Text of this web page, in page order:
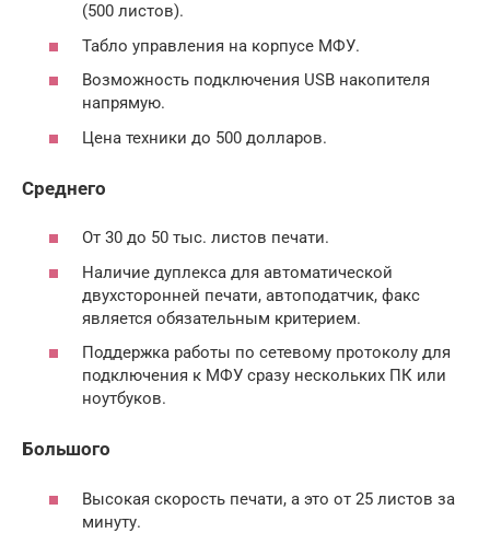
(500 листов).
Табло управления на корпусе МФУ.
Возможность подключения USB накопителя
напрямую.
Цена техники до 500 долларов.
Среднего
От 30 до 50 тыс. листов печати.
Наличие дуплекса для автоматической
двухсторонней печати, автоподатчик, факс
является обязательным критерием.
Поддержка работы по сетевому протоколу для
подключения к МФУ сразу нескольких ПК или
ноутбуков.
Большого
Высокая скорость печати, а это от 25 листов за
минуту.